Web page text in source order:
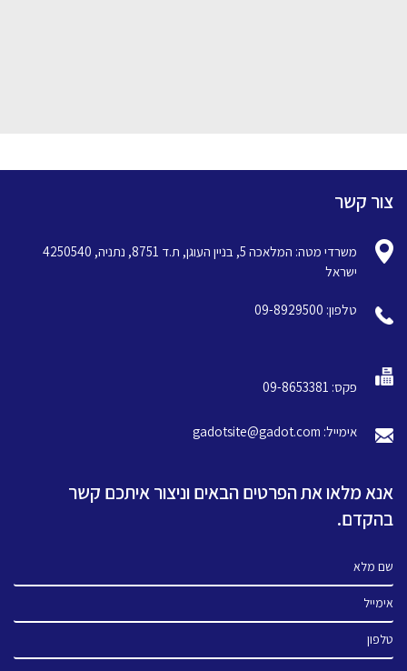
צור קשר
משרדי מטה: המלאכה 5, בניין העוגן, ת.ד 8751, נתניה, 4250540
ישראל
טלפון: 09-8929500
פקס: 09-8653381
אימייל: gadotsite@gadot.com
אנא מלאו את הפרטים הבאים וניצור איתכם קשר
בהקדם.
שם מלא
אימייל
טלפון